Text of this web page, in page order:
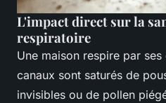
L'impact direct sur la
respiratoire
Une maison respire par
canaux sont saturés de
invisibles ou de pollen